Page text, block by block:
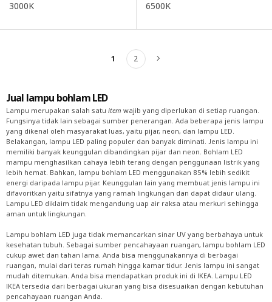
3000K 6500K
1 2 Berikutnya
Jual lampu bohlam LED
Lampu merupakan salah satu item wajib yang diperlukan di setiap ruangan.
Fungsinya tidak lain sebagai sumber penerangan. Ada beberapa jenis lampu
yang dikenal oleh masyarakat luas, yaitu pijar, neon, dan lampu LED.
Belakangan, lampu LED paling populer dan banyak diminati. Jenis lampu ini
memiliki banyak keunggulan dibandingkan pijar dan neon. Bohlam LED
mampu menghasilkan cahaya lebih terang dengan penggunaan listrik yang
lebih hemat. Bahkan, lampu bohlam LED menggunakan 85% lebih sedikit
energi daripada lampu pijar. Keunggulan lain yang membuat jenis lampu ini
difavoritkan yaitu sifatnya yang ramah lingkungan dan dapat didaur ulang.
Lampu LED diklaim tidak mengandung uap air raksa atau merkuri sehingga
aman untuk lingkungan.
Lampu bohlam LED juga tidak memancarkan sinar UV yang berbahaya untuk
kesehatan tubuh. Sebagai sumber pencahayaan ruangan, lampu bohlam LED
cukup awet dan tahan lama. Anda bisa menggunakannya di berbagai
ruangan, mulai dari teras rumah hingga kamar tidur. Jenis lampu ini sangat
mudah ditemukan. Anda bisa mendapatkan produk ini di IKEA. Lampu LED
IKEA tersedia dari berbagai ukuran yang bisa disesuaikan dengan kebutuhan
pencahayaan ruangan Anda.